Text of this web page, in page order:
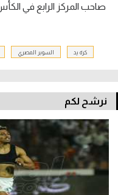
صاحب المركز الرابع في
كرة يد السوبر المصري
نرشح لكم